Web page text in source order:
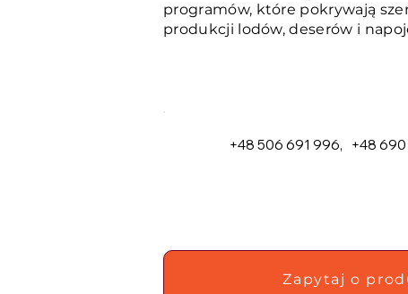
programów, które pokrywają
produkcji lodów, deserów i
+48 506 691 996, +48 690
Zapytaj o